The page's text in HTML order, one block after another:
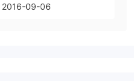
2016-09-06